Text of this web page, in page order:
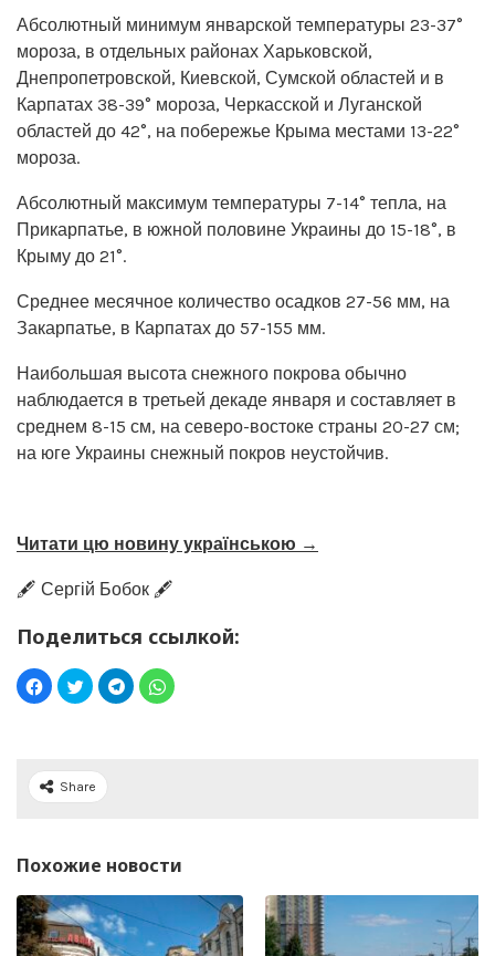
Абсолютный минимум январской температуры 23-37°
мороза, в отдельных районах Харьковской,
Днепропетровской, Киевской, Сумской областей и в
Карпатах 38-39° мороза, Черкасской и Луганской
областей до 42°, на побережье Крыма местами 13-22°
мороза.
Абсолютный максимум температуры 7-14° тепла, на
Прикарпатье, в южной половине Украины до 15-18°, в
Крыму до 21°.
Среднее месячное количество осадков 27-56 мм, на
Закарпатье, в Карпатах до 57-155 мм.
Наибольшая высота снежного покрова обычно
наблюдается в третьей декаде января и составляет в
среднем 8-15 см, на северо-востоке страны 20-27 см;
на юге Украины снежный покров неустойчив.
Читати цю новину українською →
🖋️ Сергій Бобок 🖋️
Поделиться ссылкой:
Share
Похожие новости